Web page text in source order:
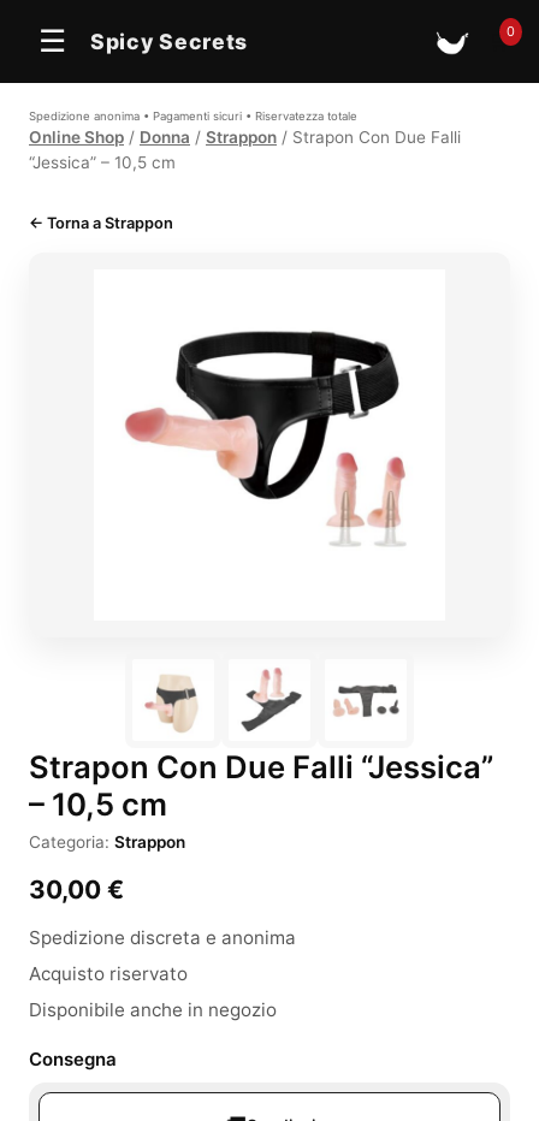
☰ Spicy Secrets 🛒0
Spedizione anonima • Pagamenti sicuri • Riservatezza totale
Online Shop / Donna / Strappon / Strapon Con Due Falli
“Jessica” – 10,5 cm
← Torna a Strappon
Strapon Con Due Falli “Jessica”
– 10,5 cm
Categoria: Strappon
30,00 €
Spedizione discreta e anonima
Acquisto riservato
Disponibile anche in negozio
Consegna